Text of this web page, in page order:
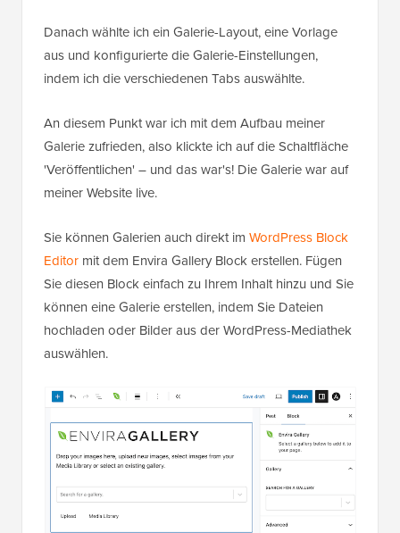
Danach wählte ich ein Galerie-Layout, eine Vorlage
aus und konfigurierte die Galerie-Einstellungen,
indem ich die verschiedenen Tabs auswählte.
An diesem Punkt war ich mit dem Aufbau meiner
Galerie zufrieden, also klickte ich auf die Schaltfläche
'Veröffentlichen' – und das war's! Die Galerie war auf
meiner Website live.
Sie können Galerien auch direkt im WordPress Block
Editor mit dem Envira Gallery Block erstellen. Fügen
Sie diesen Block einfach zu Ihrem Inhalt hinzu und Sie
können eine Galerie erstellen, indem Sie Dateien
hochladen oder Bilder aus der WordPress-Mediathek
auswählen.